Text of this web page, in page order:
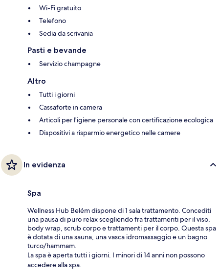
Wi-Fi gratuito
Telefono
Sedia da scrivania
Pasti e bevande
Servizio champagne
Altro
Tutti i giorni
Cassaforte in camera
Articoli per l'igiene personale con certificazione ecologica
Dispositivi a risparmio energetico nelle camere
In evidenza
Spa
Wellness Hub Belém dispone di 1 sala trattamento. Concediti
una pausa di puro relax scegliendo fra trattamenti per il viso,
body wrap, scrub corpo e trattamenti per il corpo. Questa spa
è dotata di una sauna, una vasca idromassaggio e un bagno
turco/hammam.
La spa è aperta tutti i giorni. I minori di 14 anni non possono
accedere alla spa.